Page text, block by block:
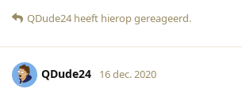
QDude24heeft hierop gereageerd.
QDude24 16 dec. 2020